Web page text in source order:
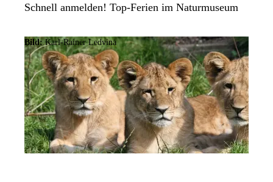
Schnell anmelden! Top-Ferien im Naturmuseum
Bild: Karl-Rainer Ledvina